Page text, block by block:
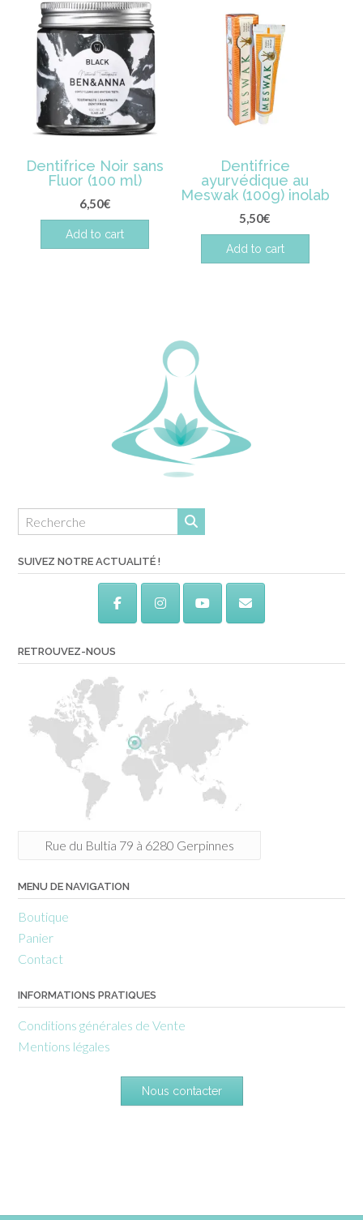
Dentifrice Noir sans
Fluor (100 ml)
6,50€
Add to cart
Dentifrice
ayurvédique au
Meswak (100g) inolab
5,50€
Add to cart
SUIVEZ NOTRE ACTUALITÉ !
RETROUVEZ-NOUS
Rue du Bultia 79 à 6280 Gerpinnes
MENU DE NAVIGATION
Boutique
Panier
Contact
INFORMATIONS PRATIQUES
Conditions générales de Vente
Mentions légales
Nous contacter